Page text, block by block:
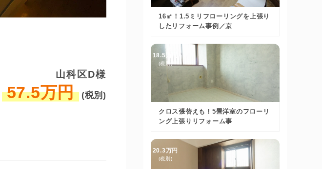
山科区D様
57.5万円 (税別)
16㎡！1.5ミリフローリングを上張り
したリフォーム事例／京
18.5万円
(税別)
クロス張替えも！5畳洋室のフローリ
ング上張りリフォーム事
20.3万円
(税別)